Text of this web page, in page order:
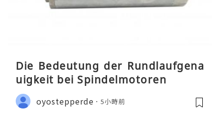
Die Bedeutung der Rundlaufgena
uigkeit bei Spindelmotoren
oyostepperde 5小時前